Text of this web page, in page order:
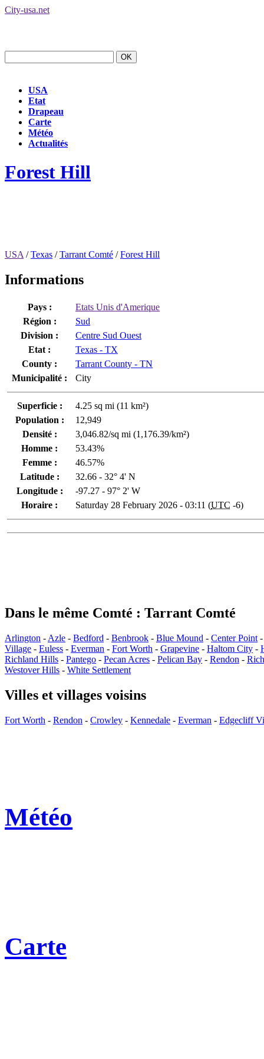
City-usa.net
USA
Etat
Drapeau
Carte
Météo
Actualités
Forest Hill
USA /Texas /Tarrant Comté /Forest Hill
Informations
Pays :
Etats Unis d'Amerique
Région :
Sud
Division :
Centre Sud Ouest
Etat :
Texas - TX
County :
Tarrant County - TN
Municipalité :
City
Superficie :
4.25 sq mi (11 km²)
Population :
12,949
Densité :
3,046.82/sq mi (1,176.39/km²)
Homme :
53.43%
Femme :
46.57%
Latitude :
32.66 - 32° 4' N
Longitude :
-97.27 - 97° 2' W
Horaire :
Saturday 28 February 2026 - 03:11 (UTC -6)
Dans le même Comté : Tarrant Comté
Arlington - Azle - Bedford - Benbrook - Blue Mound - Center Point
Village - Euless - Everman - Fort Worth - Grapevine - Haltom City -
Richland Hills - Pantego - Pecan Acres - Pelican Bay - Rendon -
Westover Hills - White Settlement
Villes et villages voisins
Fort Worth - Rendon - Crowley - Kennedale - Everman - Edgecliff
Météo
Carte